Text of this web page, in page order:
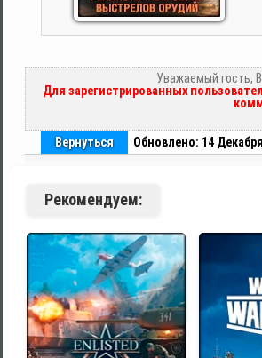
Уважаемый гость,
Для зарегистрированных
Вернуться Обновлено: 14
Рекомендуем: